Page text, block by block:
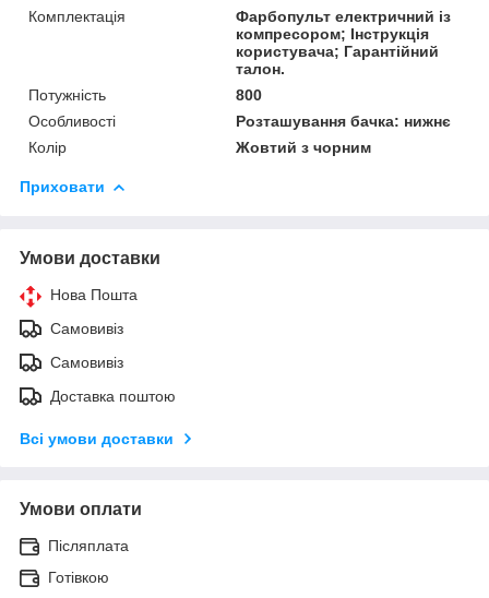
Комплектація
Фарбопульт електричний із
компресором; Інструкція
користувача; Гарантійний
талон.
Потужність
800
Особливості
Розташування бачка: нижнє
Колір
Жовтий з чорним
Приховати
Умови доставки
Нова Пошта
Самовивіз
Самовивіз
Доставка поштою
Всі умови доставки
Умови оплати
Післяплата
Готівкою